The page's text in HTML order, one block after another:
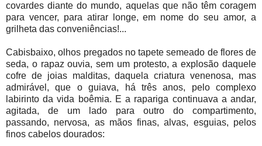
covardes diante do mundo, aquelas que não têm coragem
para vencer, para atirar longe, em nome do seu amor, a
grilheta das conveniências!...
Cabisbaixo, olhos pregados no tapete semeado de flores de
seda, o rapaz ouvia, sem um protesto, a explosão daquele
cofre de joias malditas, daquela criatura venenosa, mas
admirável, que o guiava, há três anos, pelo complexo
labirinto da vida boêmia. E a rapariga continuava a andar,
agitada, de um lado para outro do compartimento,
passando, nervosa, as mãos finas, alvas, esguias, pelos
finos cabelos dourados: